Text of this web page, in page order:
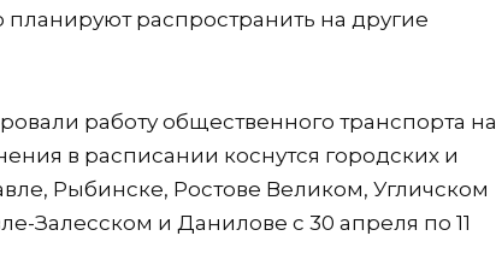
распространить на другие
работу общественного транспорта на
в расписании коснутся городских и
Рыбинске, Ростове Великом, Угличском
Залесском и Данилове с 30 апреля по 11